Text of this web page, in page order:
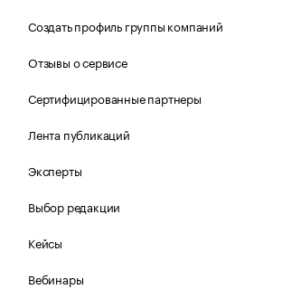
Создать профиль группы компаний
Отзывы о сервисе
Сертифицированные партнеры
Лента публикаций
Эксперты
Выбор редакции
Кейсы
Вебинары